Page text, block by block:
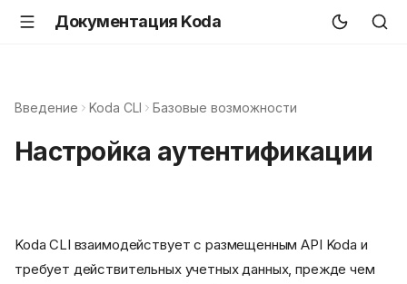
Документация Koda
Введение Koda CLI Базовые возможности
Настройка аутентификации
Koda CLI взаимодействует с размещенным API Koda и
требует действительных учетных данных, прежде чем